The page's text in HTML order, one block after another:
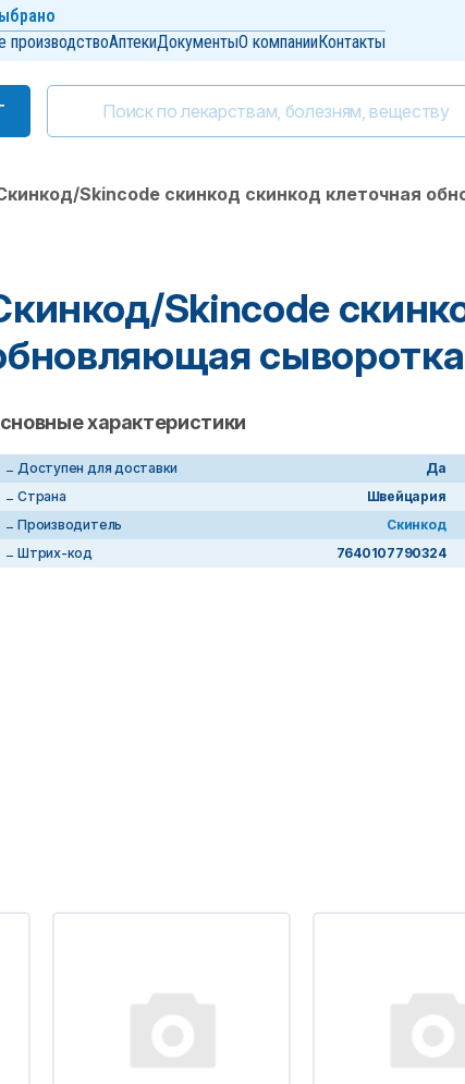
производствоАптекиДокументыО компанииКонтакты
Skincode скинкод скинкод клеточная
Skincode
характеристики
Доступен для доставки
Да
Страна
Швейцария
Производитель
Скинкод
Штрих-код
7640107790324